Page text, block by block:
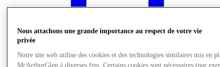
Nous attachons une grande importance au respect de votre vie
privée
Notre site web utilise des cookies et des technologies similaires mis en
McArthurGlen à diverses fins. Certains cookies sont nécessaires (par